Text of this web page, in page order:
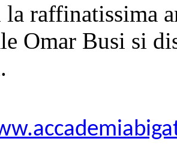
raffinatissima
Omar Busi si